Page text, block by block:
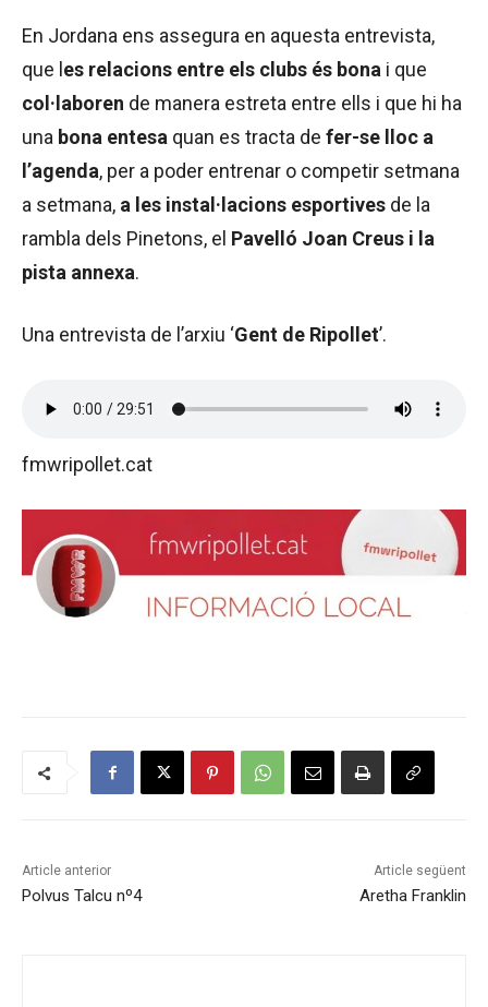
En Jordana ens assegura en aquesta entrevista,
que l es relacions entre els clubs és bona i que
col·laboren de manera estreta entre ells i que hi ha
una bona entesa quan es tracta de fer-se lloc a
l’agenda, per a poder entrenar o competir setmana
a setmana, a les instal·lacions esportives de la
rambla dels Pinetons, el Pavelló Joan Creus i la
pista annexa.
Una entrevista de l’arxiu ‘Gent de Ripollet’.
fmwripollet.cat
Article anterior
Polvus Talcu nº4
Article següent
Aretha Franklin